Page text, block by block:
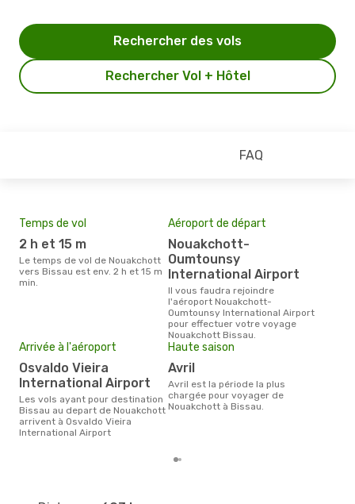
Rechercher Vol + Hôtel
Rechercher des vols
FAQ
Temps de vol
2 h et 15 m
Le temps de vol de Nouakchott
vers Bissau est env. 2 h et 15 m
min.
Aéroport de départ
Nouakchott-
Oumtounsy
International Airport
Il vous faudra rejoindre
l'aéroport Nouakchott-
Oumtounsy International Airport
pour effectuer votre voyage
Nouakchott Bissau.
Arrivée à l'aéroport
Osvaldo Vieira
International Airport
Les vols ayant pour destination
Bissau au depart de Nouakchott
arrivent à Osvaldo Vieira
International Airport
Haute saison
avril
avril est la période la plus
chargée pour voyager de
Nouakchott à Bissau.